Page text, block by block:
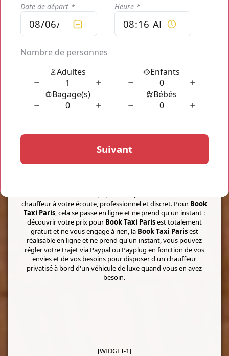
LeBook Taxi Paris
est simplifié et adapté à tous types de
supports, il vous est donc facile de simuler votre trajet
directement sur votre smartphone ou de le réserver
directement sur votre
Book Taxi Paris
tablette tactile ou sur
Le tarif de votre trajet
est assuré fixé dès
votre confirmation de réservation, le prix ne change pas et
reste le même sans aucun frais supplémentaire.
pour un tarif à partir de seulement 45€ votre voyage dans
chauffeur à votre écoute, professionnel et discret. PourBook
Taxi Paris, cela se passe en ligne et ne prend qu'un instant :
découvrir votre prix pourBook Taxi Parisest totalement
gratuit et ne vous engage à rien, la Book Taxi Parisest
réalisable en ligne et ne prend qu'un instant, vous pouvez
régler votre trajet via Paypal ou Payplug en fonction de vos
envies et de vos besoins pour disposer d'un chauffeur
privatisé à bord d'un véhicule de luxe quand vous en avez
besoin.
[WIDGET-1]